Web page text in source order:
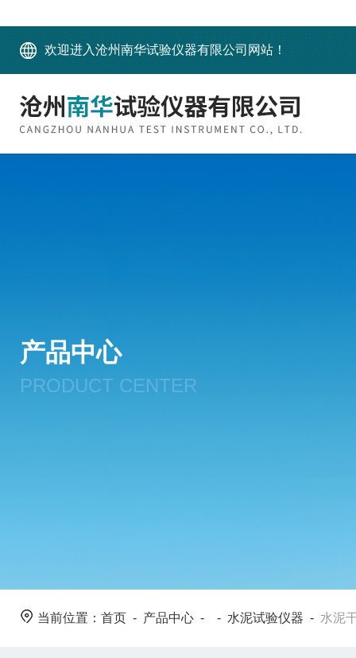
欢迎进入沧州南华试验仪器有限公司网站！
产品中心
PRODUCT CENTER
当前位置： 首页 - 产品中心 - - 水泥试验仪器 - 水泥